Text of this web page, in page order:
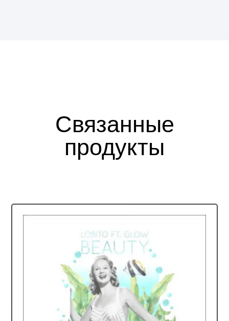
Связанные
продукты